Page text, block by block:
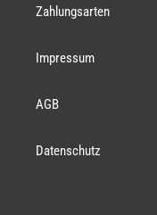
Zahlungsarten
Impressum
AGB
Datenschutz